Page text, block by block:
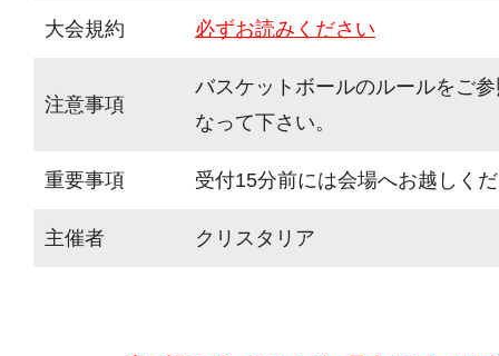
大会規約 必ずお読みください
注意事項
バスケットボールのルールをご
なって下さい。
重要事項 受付15分前には会場へお越しく
主催者 クリスタリア